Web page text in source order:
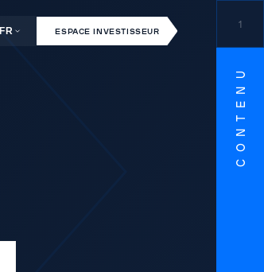
FR ESPACE INVESTISSEUR
1
CONTENU